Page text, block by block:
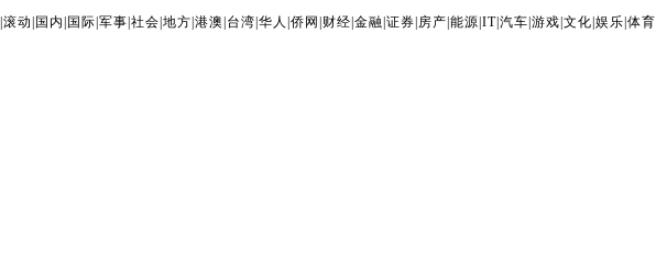
滚动 国内 国际 军事 社会 地方 港澳 台湾 华人 侨网 财经 金融 证券 房产 能源 IT| 汽车 游戏 文化 娱乐 体育